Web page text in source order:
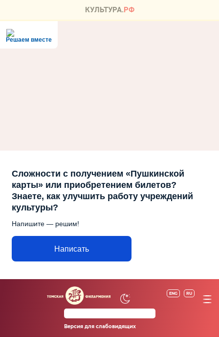
Решаем вместе
Сложности с получением «Пушкинской
карты» или приобретением билетов?
Знаете, как улучшить работу учреждений
культуры?
Напишите — решим!
Написать
ENG RU
Версия для слабовидящих